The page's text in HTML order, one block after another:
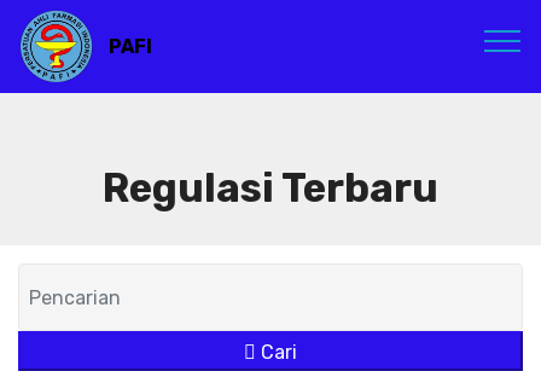
PAFI
Regulasi Terbaru
Cari